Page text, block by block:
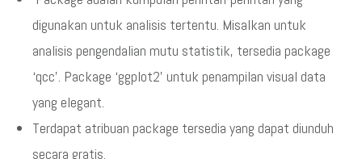
digunakan untuk analisis tertentu. Misalkan untuk
analisis pengendalian mutu statistik, tersedia package
‘qcc’. Package ‘ggplot2’ untuk penampilan visual data
yang elegant.
Terdapat atribuan package tersedia yang dapat diunduh
secara gratis.